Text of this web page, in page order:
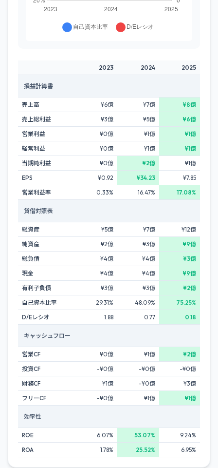
2023 2024 2025
損益計算書
売上高 ¥6億 ¥7億
¥8億
売上総利益
¥3億 ¥5億
¥6億
営業利益
¥0億 ¥1億
¥1億
経常利益
¥0億 ¥1億
¥1億
当期純利益
¥0億 ¥2億
¥1億
EPS
¥0.92 ¥34.23
¥7.85
営業利益率
0.33% 16.47% 17.08%
貸借対照表
総資産 ¥5億 ¥7億
¥12億
純資産
¥2億 ¥3億
¥9億
総負債
¥4億 ¥4億
¥3億
現金
¥4億 ¥4億
¥9億
有利子負債
¥3億 ¥3億
¥2億
自己資本比率
29.31% 48.09%
75.25%
D/Eレシオ
1.88 0.77 0.18
キャッシュフロー
営業CF ¥0億 ¥1億
¥2億
投資CF
-¥0億 -¥0億
-¥0億
財務CF
¥1億 -¥0億
¥3億
フリーCF
-¥0億 ¥1億 ¥1億
効率性
ROE 6.07% 53.07%
9.24%
ROA
1.78% 25.52% 6.95%